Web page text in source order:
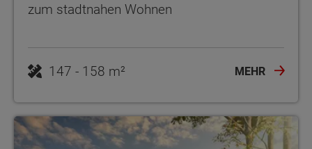
zum stadtnahen Wohnen
MEHR